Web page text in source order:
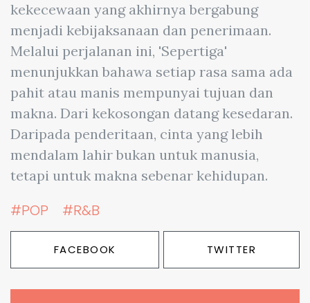
kekecewaan yang akhirnya bergabung
menjadi kebijaksanaan dan penerimaan.
Melalui perjalanan ini, 'Sepertiga'
menunjukkan bahawa setiap rasa sama ada
pahit atau manis mempunyai tujuan dan
makna. Dari kekosongan datang kesedaran.
Daripada penderitaan, cinta yang lebih
mendalam lahir bukan untuk manusia,
tetapi untuk makna sebenar kehidupan.
#POP #R&B
FACEBOOK TWITTER